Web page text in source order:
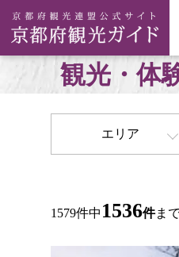
観光・体
エリア
1579件中 1536件ま